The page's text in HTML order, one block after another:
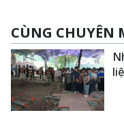
CÙNG CHUYÊN